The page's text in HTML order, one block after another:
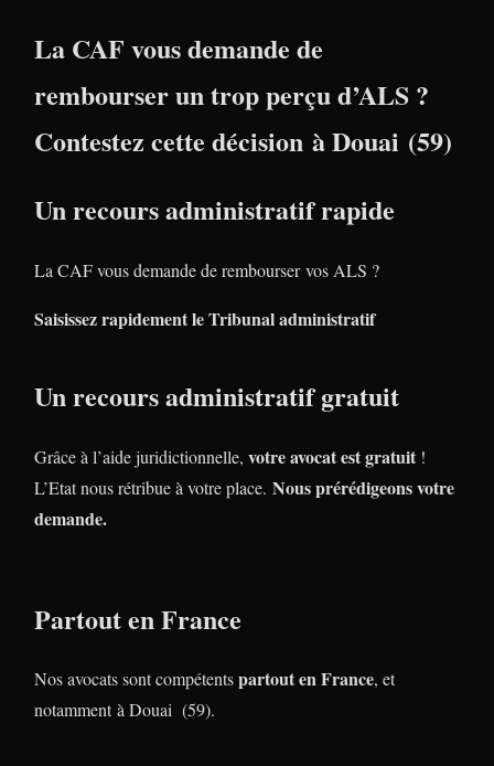
La CAF vous demande de
rembourser un trop perçu d’ALS ?
Contestez cette décision à Douai (59)
Un recours administratif rapide
La CAF vous demande de rembourser vos ALS ?
Saisissez rapidement le Tribunal administratif
Un recours administratif gratuit
Grâce à l’aide juridictionnelle, votre avocat est gratuit !
L’Etat nous rétribue à votre place. Nous prérédigeons votre
demande.
Partout en France
Nos avocats sont compétentspartout en France, et
notamment à Douai (59).